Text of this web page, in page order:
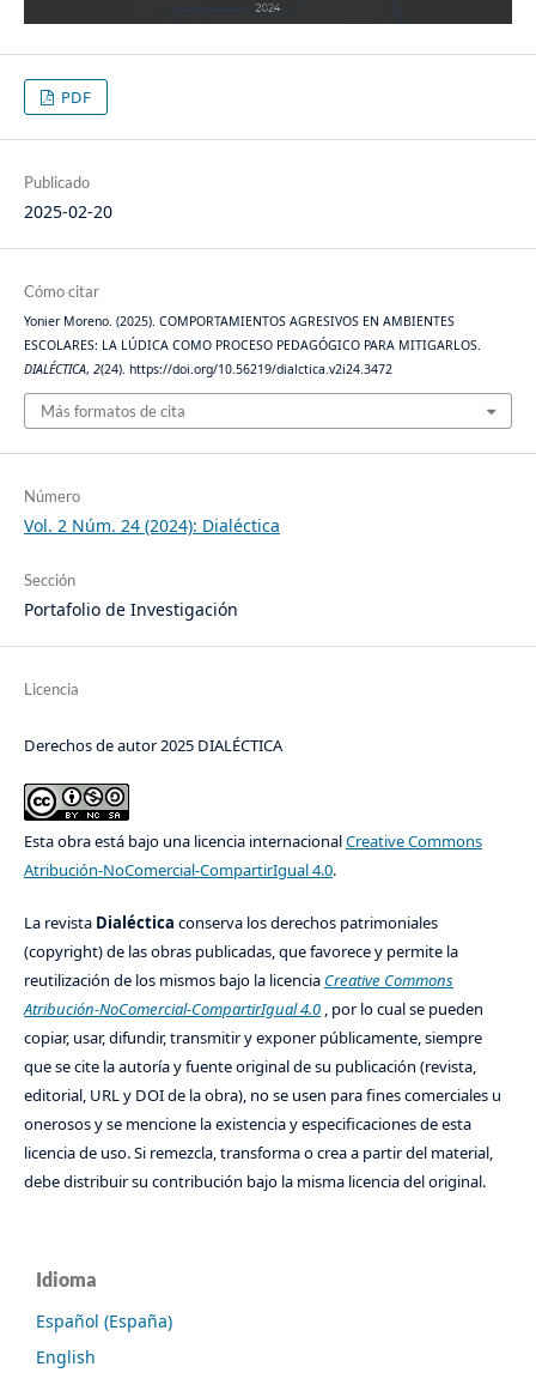
PDF
Publicado
2025-02-20
Cómo citar
Yonier Moreno. (2025). COMPORTAMIENTOS AGRESIVOS EN AMBIENTES
ESCOLARES: LA LÚDICA COMO PROCESO PEDAGÓGICO PARA MITIGARLOS.
DIALÉCTICA, 2(24). https://doi.org/10.56219/dialctica.v2i24.3472
Más formatos de cita
Número
Vol. 2 Núm. 24 (2024): Dialéctica
Sección
Portafolio de Investigación
Licencia
Derechos de autor 2025 DIALÉCTICA
Esta obra está bajo una licencia internacionalCreative Commons
Atribución-NoComercial-CompartirIgual 4.0.
La revista Dialéctica conserva los derechos patrimoniales
(copyright) de las obras publicadas, que favorece y permite la
reutilización de los mismos bajo la licencia Creative Commons
Atribución-NoComercial-CompartirIgual 4.0, por lo cual se pueden
copiar, usar, difundir, transmitir y exponer públicamente, siempre
que se cite la autoría y fuente original de su publicación (revista,
editorial, URL y DOI de la obra), no se usen para fines comerciales u
onerosos y se mencione la existencia y especificaciones de esta
licencia de uso. Si remezcla, transforma o crea a partir del material,
debe distribuir su contribución bajo la misma licencia del original.
Idioma
Español (España)
English